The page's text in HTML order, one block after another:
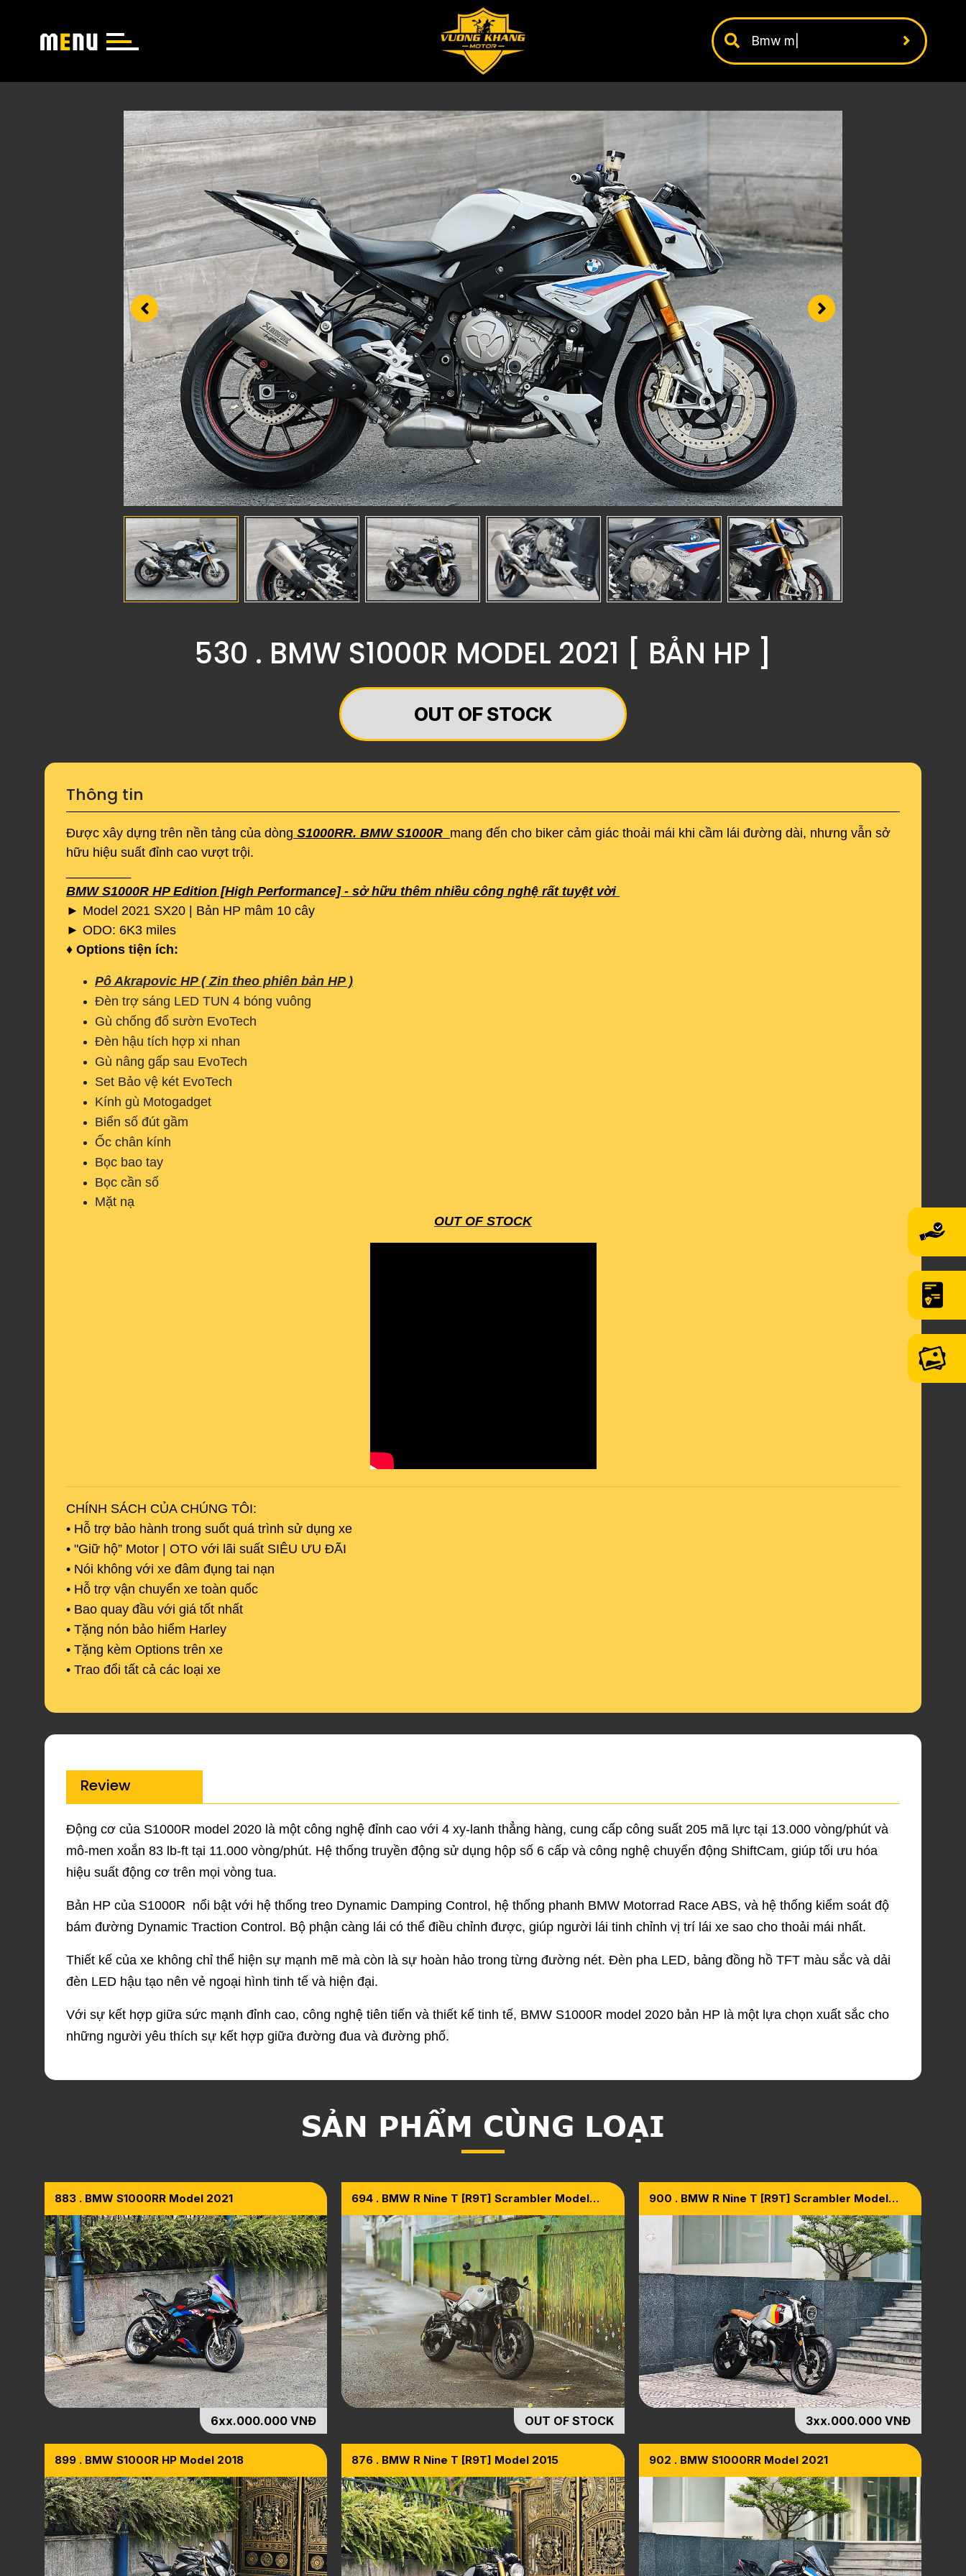
530 . BMW S1000R MODEL 2021 [ BẢN HP ]
OUT OF STOCK
Thông tin
Được xây dựng trên nền tảng của dòng S1000RR. BMW S1000R mang đến cho biker cảm giác thoải mái khi cầm lái đường dài, nhưng vẫn sở
hữu hiệu suất đỉnh cao vượt trội.
BMW S1000R HP Edition [High Performance] - sở hữu thêm nhiều công nghệ rất tuyệt vời
► Model 2021 SX20 | Bản HP mâm 10 cây
► ODO: 6K3 miles
♦ Options tiện ích:
Pô Akrapovic HP ( Zin theo phiên bản HP )
Đèn trợ sáng LED TUN 4 bóng vuông
Gù chống đổ sườn EvoTech
Đèn hậu tích hợp xi nhan
Gù nâng gấp sau EvoTech
Set Bảo vệ két EvoTech
Kính gù Motogadget
Biển số đút gầm
Ốc chân kính
Bọc bao tay
Bọc cần số
Mặt nạ
​​​​​​​OUT OF STOCK
CHÍNH SÁCH CỦA CHÚNG TÔI:
• Hỗ trợ bảo hành trong suốt quá trình sử dụng xe
• "Giữ hộ” Motor | OTO với lãi suất SIÊU ƯU ĐÃI
• Nói không với xe đâm đụng tai nạn
• Hỗ trợ vận chuyển xe toàn quốc
• Bao quay đầu với giá tốt nhất
• Tặng nón bảo hiểm Harley
• Tặng kèm Options trên xe
• Trao đổi tất cả các loại xe
Review
Động cơ của S1000R model 2020 là một công nghệ đỉnh cao với 4 xy-lanh thẳng hàng, cung cấp công suất 205 mã lực tại 13.000 vòng/phút và
mô-men xoắn 83 lb-ft tại 11.000 vòng/phút. Hệ thống truyền động sử dụng hộp số 6 cấp và công nghệ chuyển động ShiftCam, giúp tối ưu hóa
hiệu suất động cơ trên mọi vòng tua.
Bản HP của S1000R nổi bật với hệ thống treo Dynamic Damping Control, hệ thống phanh BMW Motorrad Race ABS, và hệ thống kiểm soát độ
bám đường Dynamic Traction Control. Bộ phận càng lái có thể điều chỉnh được, giúp người lái tinh chỉnh vị trí lái xe sao cho thoải mái nhất.
Thiết kế của xe không chỉ thể hiện sự mạnh mẽ mà còn là sự hoàn hảo trong từng đường nét. Đèn pha LED, bảng đồng hồ TFT màu sắc và dải
đèn LED hậu tạo nên vẻ ngoại hình tinh tế và hiện đại.
Với sự kết hợp giữa sức mạnh đỉnh cao, công nghệ tiên tiến và thiết kế tinh tế, BMW S1000R model 2020 bản HP là một lựa chọn xuất sắc cho
những người yêu thích sự kết hợp giữa đường đua và đường phố.
SẢN PHẨM CÙNG LOẠI
883 . BMW S1000RR Model 2021
6xx.000.000 VNĐ
694 . BMW R Nine T [R9T] Scrambler Model
OUT OF STOCK
900 . BMW R Nine T [R9T] Scrambler Model
3xx.000.000 VNĐ
899 . BMW S1000R HP Model 2018 876 . BMW R Nine T [R9T] Model 2015 902 . BMW S1000RR Model 2021